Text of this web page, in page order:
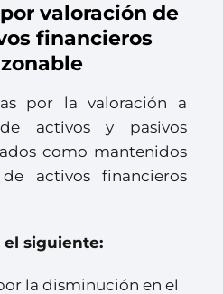
valoración de
financieros
por la valoración a
activos y pasivos
como mantenidos
activos financieros
el siguiente:
la disminución en el